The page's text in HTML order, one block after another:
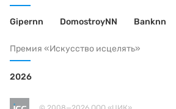
Gipernn DomostroyNN Banknn
Премия «Искусство исцелять»
2026